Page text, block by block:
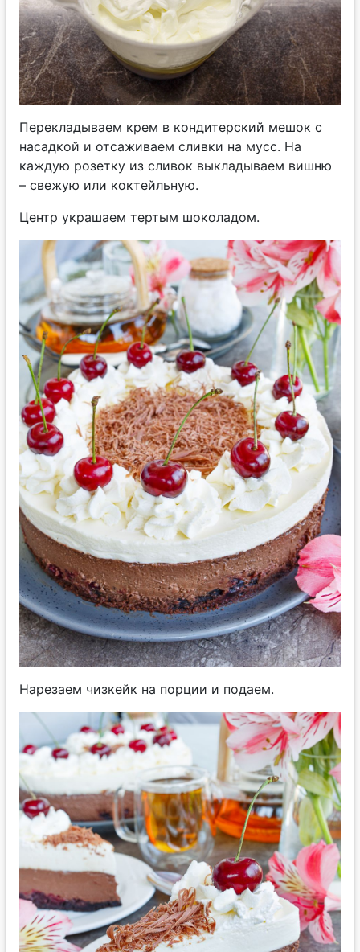
Перекладываем крем в кондитерский мешок с
насадкой и отсаживаем сливки на мусс. На
каждую розетку из сливок выкладываем вишню
– свежую или коктейльную.
Центр украшаем тертым шоколадом.
Нарезаем чизкейк на порции и подаем.